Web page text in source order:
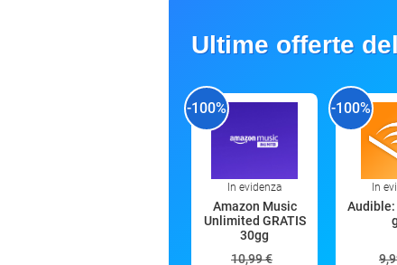
Ultime offerte
-100%
In evidenza
Amazon Music
Unlimited GRATIS
30gg
10,99 €
-100%
In